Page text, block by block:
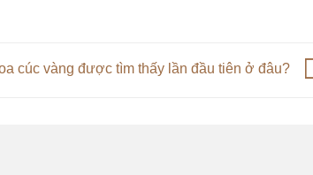
cúc vàng được tìm thấy lần đầu tiên ở đâu?